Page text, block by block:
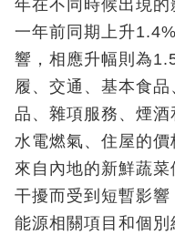
年在不同時候出現
一年前同期上升
響，相應升幅則為
履、交通、基本食
品、雜項服務、煙酒
水電燃氣、住屋的
來自內地的新鮮蔬
干擾而受到短暫影響
能源相關項目和個